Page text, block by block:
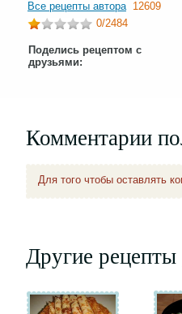
Все рецепты автора 12609
0/2484
Поделись рецептом с
друзьями:
Комментарии
Для того чтобы оставлять
Другие